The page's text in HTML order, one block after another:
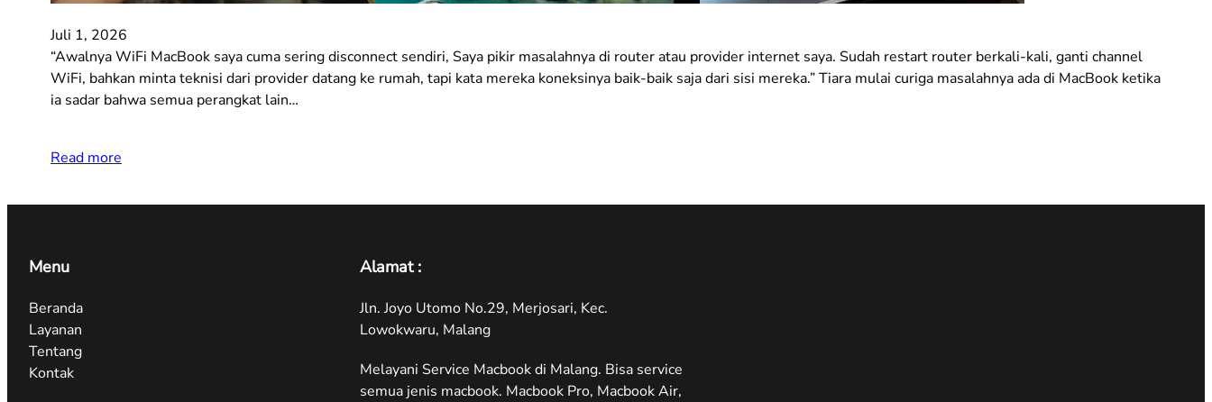
Juli 1, 2026
“Awalnya WiFi MacBook saya cuma sering disconnect sendiri, Saya pikir masalahnya di router atau provider internet saya. Sudah restart router berkali-kali, ganti channel
WiFi, bahkan minta teknisi dari provider datang ke rumah, tapi kata mereka koneksinya baik-baik saja dari sisi mereka.” Tiara mulai curiga masalahnya ada di MacBook ketika
ia sadar bahwa semua perangkat lain…
Read more
Menu
Beranda
Layanan
Tentang
Kontak
Alamat :
Jln. Joyo Utomo No.29, Merjosari, Kec.
Lowokwaru, Malang
Melayani Service Macbook di Malang. Bisa service
semua jenis macbook. Macbook Pro, Macbook Air,